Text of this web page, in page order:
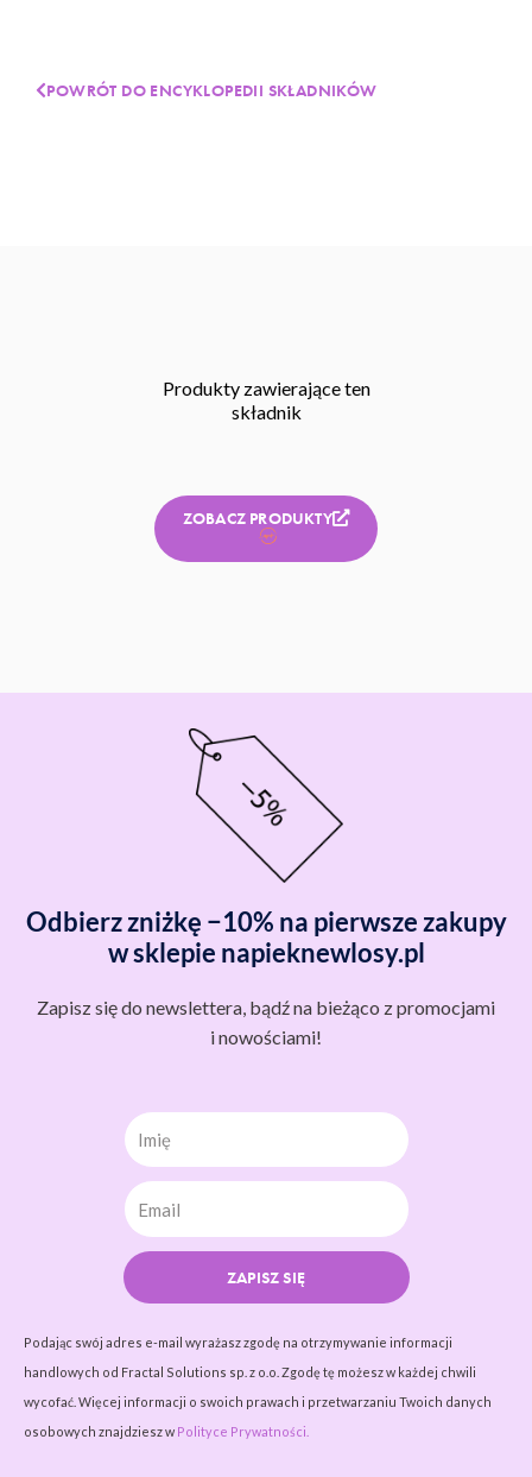
POWRÓT DO ENCYKLOPEDII SKŁADNIKÓW
Produkty zawierające ten
składnik
ZOBACZ PRODUKTY
Odbierz zniżkę −10% na pierwsze zakupy
w sklepie napieknewlosy.pl
Zapisz się do newslettera, bądź na bieżąco z promocjami
i nowościami!
Imię
ZAPISZ SIĘ
Podając swój adres e-mail wyrażasz zgodę na otrzymywanie informacji
handlowych od Fractal Solutions sp. z o.o. Zgodę tę możesz w każdej chwili
wycofać. Więcej informacji o swoich prawach i przetwarzaniu Twoich danych
osobowych znajdziesz w Polityce Prywatności.